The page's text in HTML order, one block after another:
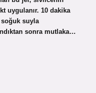
uygulanır. 10 dakika
suyla
sonra mutlaka…